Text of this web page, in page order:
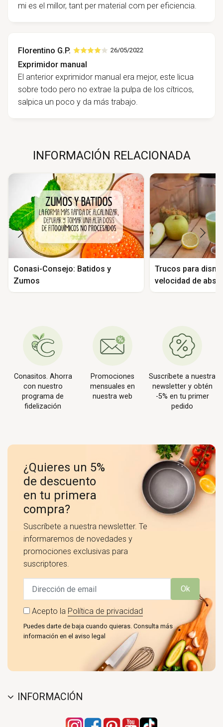
mi es el millor, tant per material com per eficiencia.
Florentino G.P. 26/05/2022
Exprimidor manual
El anterior exprimidor manual era mejor, este licua
sobre todo pero no extrae la pulpa de los cítricos,
salpica un poco y da más trabajo.
INFORMACIÓN RELACIONADA
Conasi-Consejo: Batidos y
Zumos
Trucos para
velocidad de
glucosa en zumos
Conasitos. Ahorra
con nuestro
programa de
fidelización
Promociones
mensuales en
nuestra web
Suscríbete a nuestra
newsletter y obtén
-5% en tu primer
pedido
¿Quieres un 5%
de descuento
en tu primera
compra?
Suscríbete a nuestra newsletter. Te
informaremos de novedades y
promociones exclusivas para
suscriptores.
Ok
Acepto la Política de privacidad
Puedes darte de baja cuando quieras. Consulta más
información en el aviso legal
INFORMACIÓN